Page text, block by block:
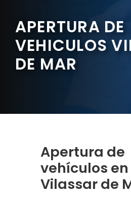
APERTURA DE
VEHICULOS
DE MAR
Apertura de
vehículos en
Vilassar de